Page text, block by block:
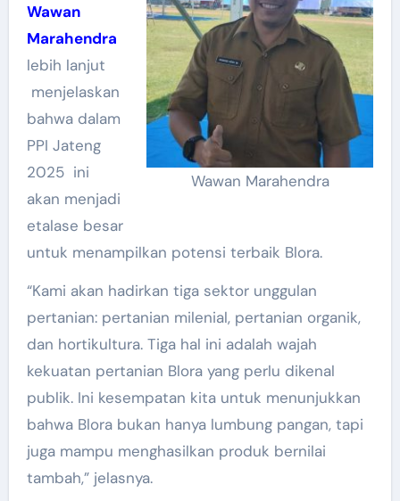
Wawan Marahendra
Wawan
Marahendra
lebih lanjut
menjelaskan
bahwa dalam
PPI Jateng
2025 ini
akan menjadi
etalase besar
untuk menampilkan potensi terbaik Blora.
“Kami akan hadirkan tiga sektor unggulan
pertanian: pertanian milenial, pertanian organik,
dan hortikultura. Tiga hal ini adalah wajah
kekuatan pertanian Blora yang perlu dikenal
publik. Ini kesempatan kita untuk menunjukkan
bahwa Blora bukan hanya lumbung pangan, tapi
juga mampu menghasilkan produk bernilai
tambah,” jelasnya.